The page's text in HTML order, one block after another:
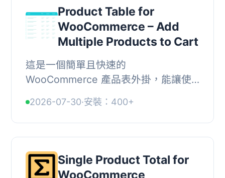
Product Table for
WooCommerce – Add
Multiple Products to Cart
這是一個簡單且快速的
WooCommerce 產品表外掛，能讓使
別適合配件、餐廳或任何
WooCommerce 商店，能有效提升轉
換率。, ,...
2026-07-30·安裝：400+
Single Product Total for
WooCommerce